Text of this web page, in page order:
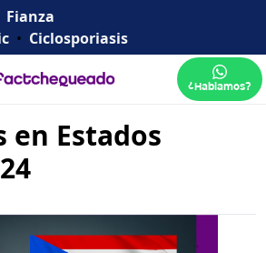
Fianza
• Ciclosporiasis
¿Hablamos?
en Estados